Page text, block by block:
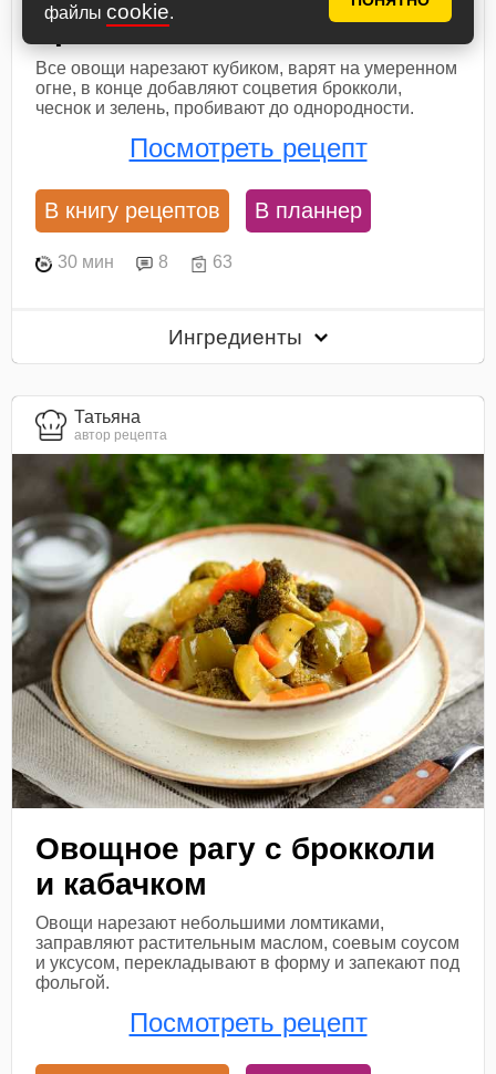
файлы cookie.
брокколи
Все овощи нарезают кубиком, варят на умеренном
огне, в конце добавляют соцветия брокколи,
чеснок и зелень, пробивают до однородности.
Посмотреть рецепт
В книгу рецептов В планнер
30 мин 8 63
Ингредиенты
Татьяна
автор рецепта
Овощное рагу с брокколи
и кабачком
Овощи нарезают небольшими ломтиками,
заправляют растительным маслом, соевым соусом
и уксусом, перекладывают в форму и запекают под
фольгой.
Посмотреть рецепт